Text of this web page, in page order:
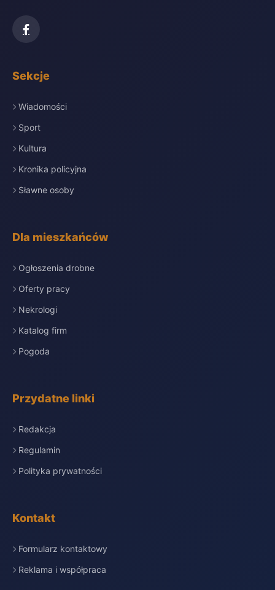
Sekcje
Wiadomości
Sport
Kultura
Kronika policyjna
Sławne osoby
Dla mieszkańców
Ogłoszenia drobne
Oferty pracy
Nekrologi
Katalog firm
Pogoda
Przydatne linki
Redakcja
Regulamin
Polityka prywatności
Kontakt
Formularz kontaktowy
Reklama i współpraca